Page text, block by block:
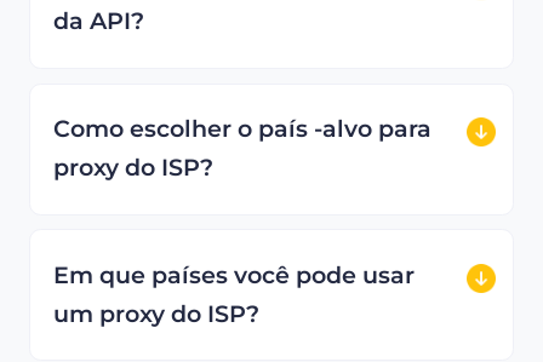
da API?
Como escolher o país -alvo para
proxy do ISP?
Em que países você pode usar
um proxy do ISP?